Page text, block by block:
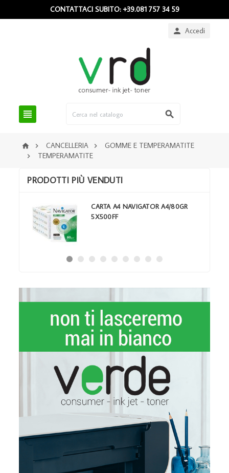
CONTATTACI SUBITO: +39.081 757 34 59
 Accedi
 
  CANCELLERIA  GOMME E TEMPERAMATITE
 TEMPERAMATITE
PRODOTTI PIÙ VENDUTI
CARTA A4 NAVIGATOR A4/80GR
5X500FF